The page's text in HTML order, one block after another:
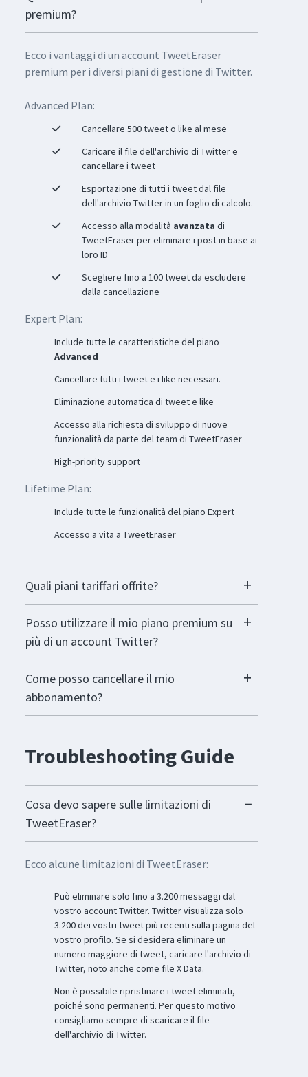
premium?
Ecco i vantaggi di un account TweetEraser
premium per i diversi piani di gestione di Twitter.
Advanced Plan:
Cancellare 500 tweet o like al mese
Caricare il file dell'archivio di Twitter e
cancellare i tweet
Esportazione di tutti i tweet dal file
dell'archivio Twitter in un foglio di calcolo.
Accesso alla modalità avanzata di
TweetEraser per eliminare i post in base ai
loro ID
Scegliere fino a 100 tweet da escludere
dalla cancellazione
Expert Plan:
Include tutte le caratteristiche del piano
Advanced
Cancellare tutti i tweet e i like necessari.
Eliminazione automatica di tweet e like
Accesso alla richiesta di sviluppo di nuove
funzionalità da parte del team di TweetEraser
High-priority support
Lifetime Plan:
Include tutte le funzionalità del piano Expert
Accesso a vita a TweetEraser
Quali piani tariffari offrite?
Posso utilizzare il mio piano premium su
più di un account Twitter?
Come posso cancellare il mio
abbonamento?
Troubleshooting Guide
Cosa devo sapere sulle limitazioni di
TweetEraser?
Ecco alcune limitazioni di TweetEraser:
Può eliminare solo fino a 3.200 messaggi dal
vostro account Twitter. Twitter visualizza solo
3.200 dei vostri tweet più recenti sulla pagina del
vostro profilo. Se si desidera eliminare un
numero maggiore di tweet, caricare l'archivio di
Twitter, noto anche come file X Data.
Non è possibile ripristinare i tweet eliminati,
poiché sono permanenti. Per questo motivo
consigliamo sempre di scaricare il file
dell'archivio di Twitter.